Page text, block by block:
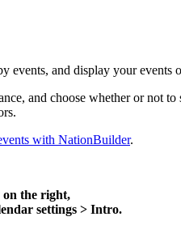
events, and display your events
and choose whether or not
with NationBuilder.
on the right,
settings > Intro.